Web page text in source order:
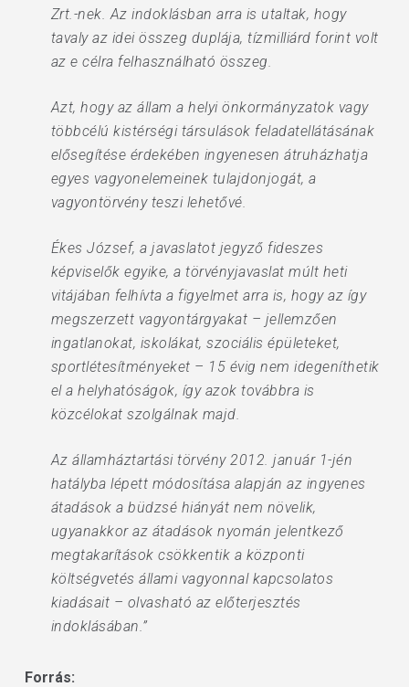
Zrt.-nek. Az indoklásban arra is utaltak, hogy
tavaly az idei összeg duplája, tízmilliárd forint volt
az e célra felhasználható összeg.
Azt, hogy az állam a helyi önkormányzatok vagy
többcélú kistérségi társulások feladatellátásának
elősegítése érdekében ingyenesen átruházhatja
egyes vagyonelemeinek tulajdonjogát, a
vagyontörvény teszi lehetővé.
Ékes József, a javaslatot jegyző fideszes
képviselők egyike, a törvényjavaslat múlt heti
vitájában felhívta a figyelmet arra is, hogy az így
megszerzett vagyontárgyakat – jellemzően
ingatlanokat, iskolákat, szociális épületeket,
sportlétesítményeket – 15 évig nem idegeníthetik
el a helyhatóságok, így azok továbbra is
közcélokat szolgálnak majd.
Az államháztartási törvény 2012. január 1-jén
hatályba lépett módosítása alapján az ingyenes
átadások a büdzsé hiányát nem növelik,
ugyanakkor az átadások nyomán jelentkező
megtakarítások csökkentik a központi
költségvetés állami vagyonnal kapcsolatos
kiadásait – olvasható az előterjesztés
indoklásában.”
Forrás: